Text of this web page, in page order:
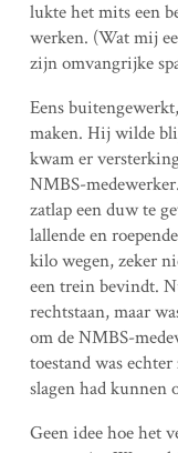
lukte het mits een
werken. (Wat mij
zijn omvangrijke
Eens
maken. Hij wilde
kwam er
NMBS-
zatlap een duw te
lallende en
kilo wegen, zeker
een trein bevindt.
rechtstaan, maar
om de NMBS-
toestand was
slagen had kunnen
Geen idee hoe het